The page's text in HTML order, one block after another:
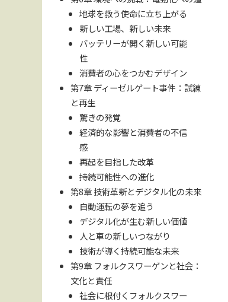
地球を救う使命に立ち上がる
新しい工場、新しい未来
バッテリーが開く新しい可能
性
消費者の心をつかむデザイン
第7章 ディーゼルゲート事件：試練
と再生
驚きの発覚
経済的な影響と消費者の不信
感
再起を目指した改革
持続可能性への進化
第8章 技術革新とデジタル化の未来
自動運転の夢を追う
デジタル化が生む新しい価値
人と車の新しいつながり
技術が導く持続可能な未来
第9章 フォルクスワーゲンと社会：
文化と責任
社会に根付くフォルクスワー